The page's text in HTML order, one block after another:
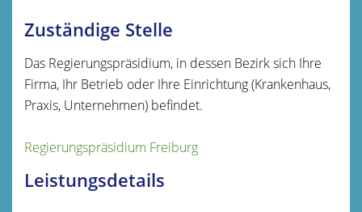
Zuständige Stelle
Das Regierungspräsidium, in dessen Bezirk sich Ihre
Firma, Ihr Betrieb oder Ihre Einrichtung (Krankenhaus,
Praxis, Unternehmen) befindet.
Regierungspräsidium Freiburg
Leistungsdetails